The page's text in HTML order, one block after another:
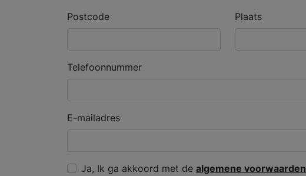
Postcode Plaats
Telefoonnummer
E-mailadres
Ja, Ik ga akkoord met de algemene voorwaarden